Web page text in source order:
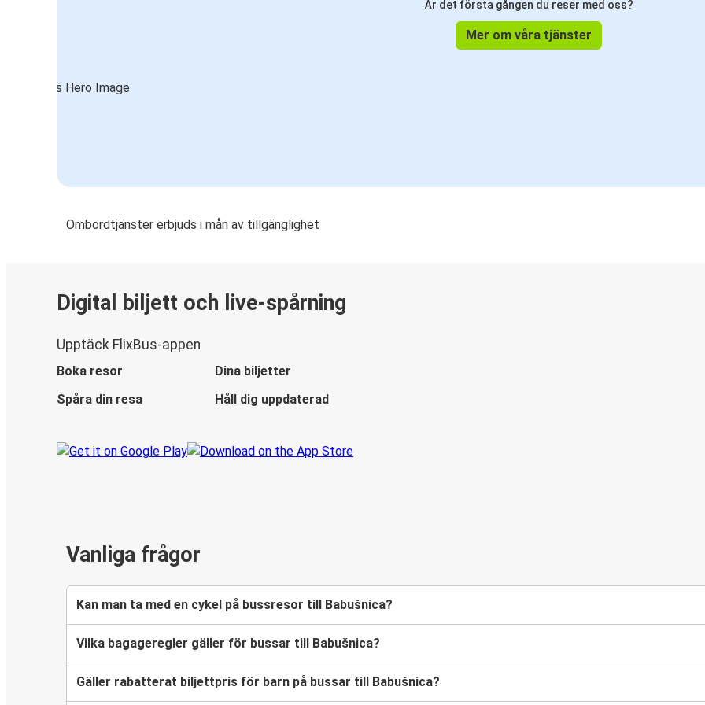
Är det första gången du reser med oss?
Mer om våra tjänster
Ombordtjänster erbjuds i mån av tillgänglighet
Digital biljett och live-spårning
Upptäck FlixBus-appen
Boka resor
Dina biljetter
Spåra din resa
Håll dig uppdaterad
Vanliga frågor
Kan man ta med en cykel på bussresor till Babušnica?
Vilka bagageregler gäller för bussar till Babušnica?
Gäller rabatterat biljettpris för barn på bussar till Babušnica?